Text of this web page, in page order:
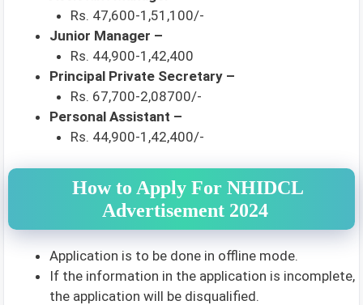
Rs. 47,600-1,51,100/-
Junior Manager –
Rs. 44,900-1,42,400
Principal Private Secretary –
Rs. 67,700-2,08700/-
Personal Assistant –
Rs. 44,900-1,42,400/-
How to Apply For NHIDCL
Advertisement 2024
Application is to be done in offline mode.
If the information in the application is incomplete,
the application will be disqualified.